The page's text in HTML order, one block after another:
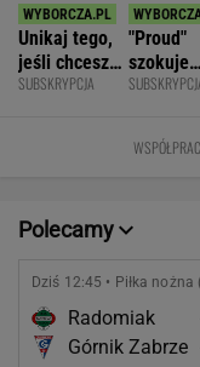
Unikaj tego,
jeśli chcesz
znacznie
SUBSKRYPCJA
"Proud"
szokuje
z
Polecamy
Dziś 12:45 • Piłka nożna
Radomiak
Górnik Zabrze